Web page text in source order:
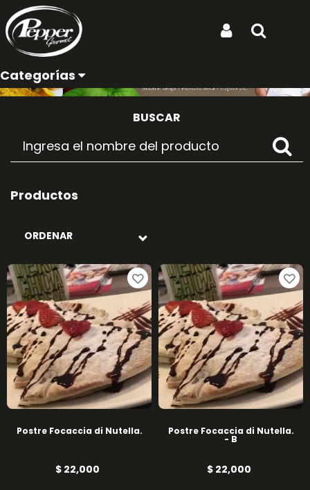
Ubicación de entrega:
Categorías
Postres
BUSCAR
Productos
ORDENAR
Postre Focaccia di Nutella.
$ 22,000
Postre Focaccia di Nutella.
- B
$ 22,000